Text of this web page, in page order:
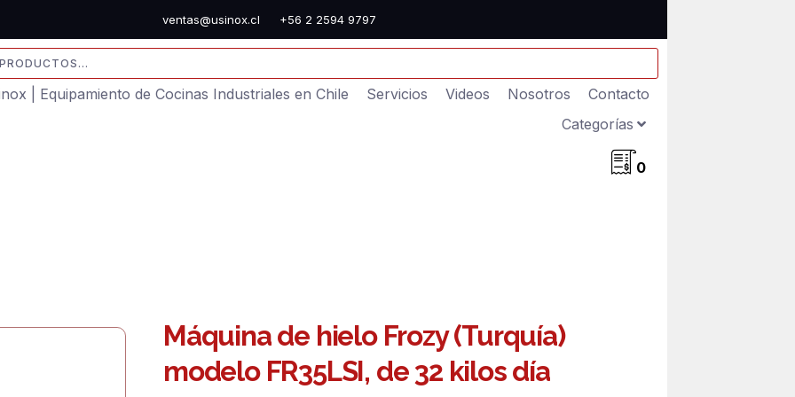
ventas@usinox.cl +56 2 2594 9797
| Equipamiento de Cocinas Industriales en Chile
Servicios Videos Nosotros
Contacto
Categorías
0
Máquina de hielo Frozy (Turquía)
modelo FR35LSI, de 32 kilos día